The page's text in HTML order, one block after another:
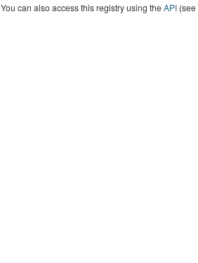
You can also access this registry using theAPI(see